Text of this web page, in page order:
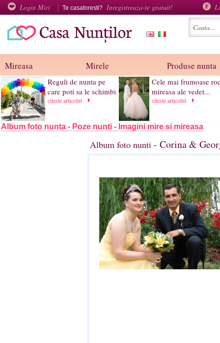
Login Miri Te casatoresti? Inregistreaza-te gratuit!
Mireasa Mirele Produse nunta
Reguli de nunta pe
care poti sa le schimbi
citeste articolul
Cele mai frumoase
mireasa ale vedet...
citeste articolul
Album foto nunta - Poze nunti - Imagini mire si mireasa
Album foto nunti - Corina &